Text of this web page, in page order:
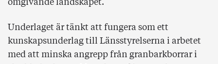
omgivande landskapet.
Underlaget är tänkt att fungera som ett
kunskapsunderlag till Länsstyrelserna i arbetet
med att minska angrepp från granbarkborrar i